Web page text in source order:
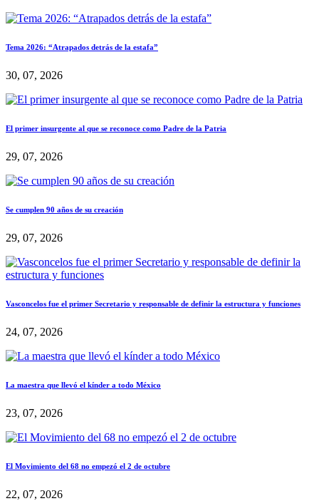
Tema 2026: “Atrapados detrás de la estafa”
30, 07, 2026
El primer insurgente al que se reconoce como Padre de la Patria
29, 07, 2026
Se cumplen 90 años de su creación
29, 07, 2026
Vasconcelos fue el primer Secretario y responsable de definir la estructura y funciones
24, 07, 2026
La maestra que llevó el kínder a todo México
23, 07, 2026
El Movimiento del 68 no empezó el 2 de octubre
22, 07, 2026